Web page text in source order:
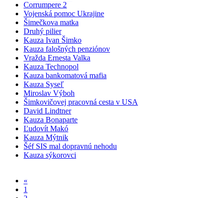
Corrumpere 2
Vojenská pomoc Ukrajine
Šimečkova matka
Druhý pilier
Kauza Ivan Šimko
Kauza falošných penziónov
Vražda Ernesta Valka
Kauza Technopol
Kauza bankomatová mafia
Kauza Syseľ
Miroslav Výboh
Šimkovičovej pracovná cesta v USA
David Lindtner
Kauza Bonaparte
Ľudovít Makó
Kauza Mýtnik
Šéf SIS mal dopravnú nehodu
Kauza sýkorovci
«
1